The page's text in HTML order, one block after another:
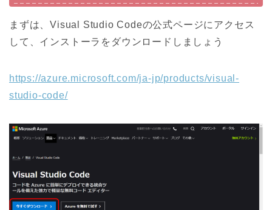
まずは、Visual Studio Codeの公式ページにアクセス
して、インストーラをダウンロードしましょう
https://azure.microsoft.com/ja-jp/products/visual-
studio-code/